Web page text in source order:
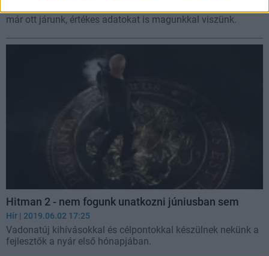
már ott járunk, értékes adatokat is magunkkal viszünk.
Hitman 2 - nem fogunk unatkozni júniusban sem
Hír | 2019.06.02 17:25
Vadonatúj kihívásokkal és célpontokkal készülnek nekünk a
fejlesztők a nyár első hónapjában.